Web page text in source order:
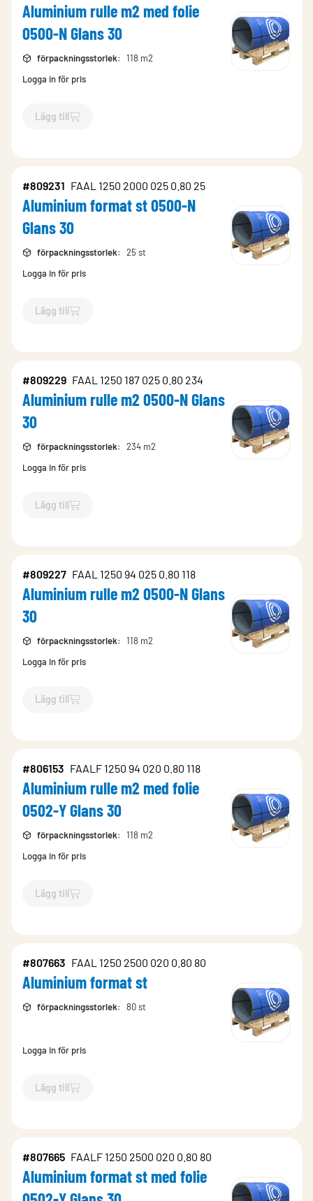
Aluminium rulle m2 med folie
0500-N Glans 30
förpackningsstorlek:
118 m2
Logga in för pris
Lägg till
`$Lägg till
#809231 FAAL 1250 2000 025 0.80 25
Aluminium format st 0500-N
Glans 30
förpackningsstorlek:
25 st
Logga in för pris
Lägg till
`$Lägg till
#809229 FAAL 1250 187 025 0.80 234
Aluminium rulle m2 0500-N Glans
30
förpackningsstorlek:
234 m2
Logga in för pris
Lägg till
`$Lägg till
#809227 FAAL 1250 94 025 0.80 118
Aluminium rulle m2 0500-N Glans
30
förpackningsstorlek:
118 m2
Logga in för pris
Lägg till
`$Lägg till
#806153 FAALF 1250 94 020 0.80 118
Aluminium rulle m2 med folie
0502-Y Glans 30
förpackningsstorlek:
118 m2
Logga in för pris
Lägg till
`$Lägg till
#807663 FAAL 1250 2500 020 0.80 80
Aluminium format st
förpackningsstorlek: 80 st
Logga in för pris
Lägg till
`$Lägg till
#807665 FAALF 1250 2500 020 0.80 80
Aluminium format st med folie